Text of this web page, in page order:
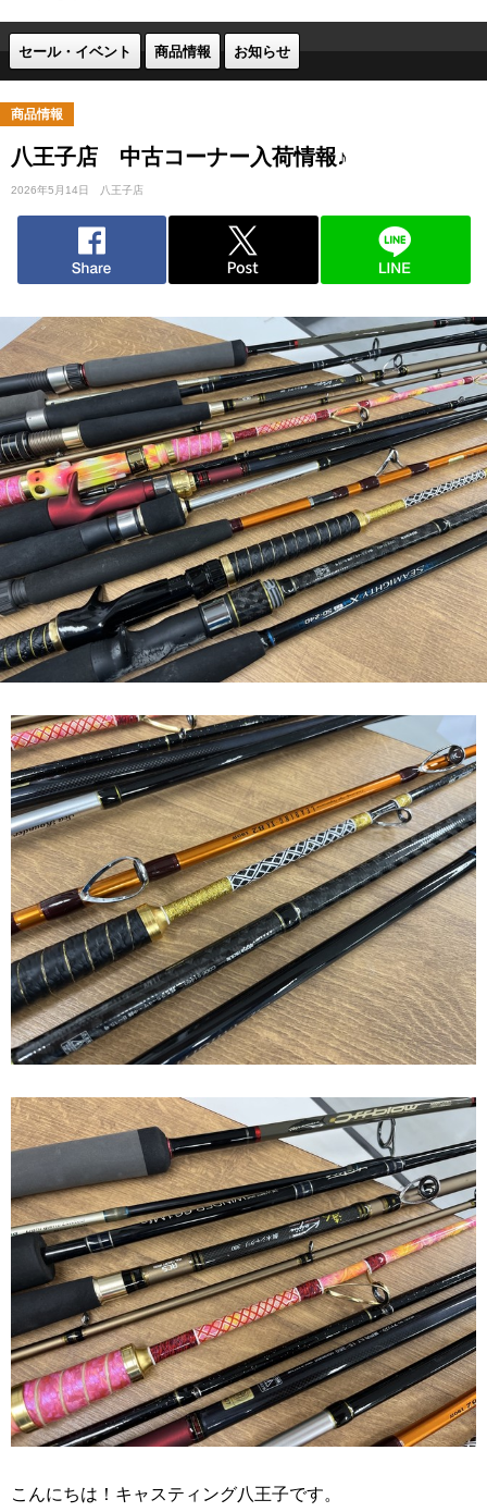
セール・イベント 商品情報 お知らせ
商品情報
八王子店 中古コーナー入荷情報♪
2026年5月14日 八王子店
こんにちは！キャスティング八王子です。